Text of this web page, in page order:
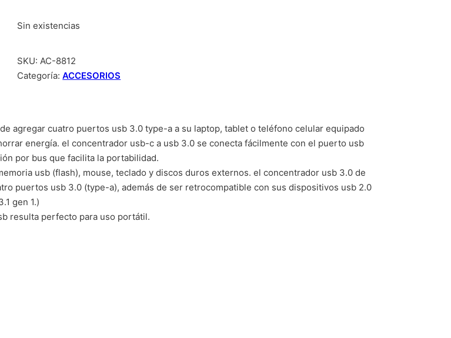
Sin existencias
SKU:AC-8812
Categoría:ACCESORIOS
agregar cuatro puertos usb 3.0 type-a a su laptop, tablet o teléfono celular equipado
energía. el concentrador usb-c a usb 3.0 se conecta fácilmente con el puerto usb
por bus que facilita la portabilidad.
usb (flash), mouse, teclado y discos duros externos. el concentrador usb 3.0 de
puertos usb 3.0 (type-a), además de ser retrocompatible con sus dispositivos usb 2.0
gen 1.)
resulta perfecto para uso portátil.